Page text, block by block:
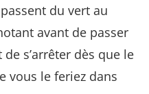
du vert au
avant de passer
s’arrêter dès que le
vous le feriez dans